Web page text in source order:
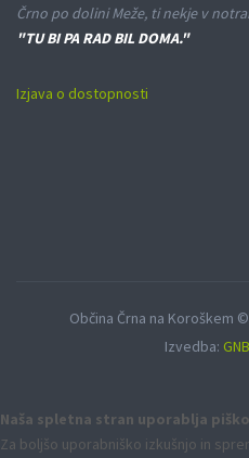
Črno po dolini Meže, ti nekje v
"TU BI PA RAD BIL DOMA."
Izjava o dostopnosti
Občina Črna na Koroškem
Izvedba:
Naša spletna stran uporablja
Za boljšo uporabniško izkušnjo in